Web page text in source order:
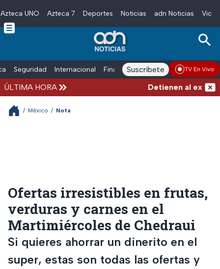
Skip to main content
Azteca UNO Azteca 7 Deportes Noticias adn Noticias
Seguridad Internacional Finanzas adn Noticias Radio
Suscríbete TV En Vivo
ÚLTIMA HORA Detienen al
/ México / Nota
Ofertas irresistibles en frutas,
verduras y carnes en el
Martimiércoles de Chedraui
Si quieres ahorrar un dinerito en el
super, estas son todas las ofertas y